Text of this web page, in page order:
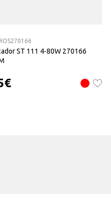
ST 111 4-80W 270166
€